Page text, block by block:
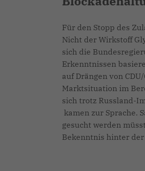
Für den Stopp des
Nicht der Wirkstoff
sich die
Erkenntnissen
auf Drängen von
Marktsituation im
sich trotz Russland-
kamen zur Sprache.
gesucht werden
Bekenntnis hinter